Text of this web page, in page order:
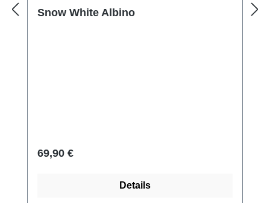
Snow White Albino
Regulärer Preis:
69,90 €
Details